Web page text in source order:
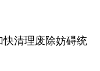
清理废除妨碍统